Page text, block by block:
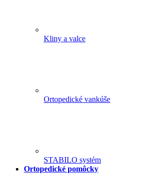
Kliny a valce
Ortopedické vankúše
STABILO systém
Ortopedické pomôcky